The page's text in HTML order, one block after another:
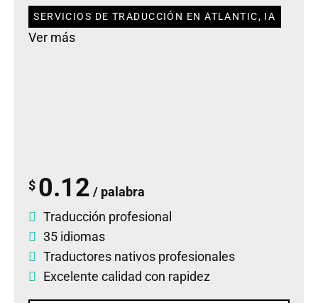
SERVICIOS DE TRADUCCIÓN EN ATLANTIC, IA
Ver más
$ 0.12 / palabra
Traducción profesional
35 idiomas
Traductores nativos profesionales
Excelente calidad con rapidez